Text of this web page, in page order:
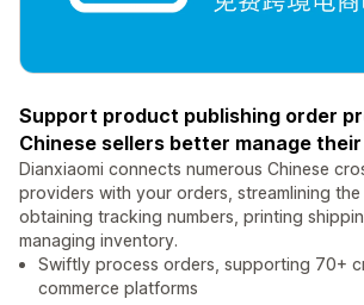
Support product publishing order
Chinese sellers better manage
Dianxiaomi connects numerous Chinese
providers with your orders, streamlining
obtaining tracking numbers, printing
managing inventory.
Swiftly process orders, supporting 70+
commerce platforms